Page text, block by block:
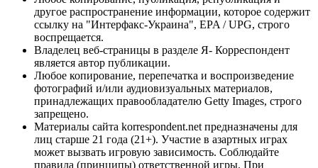
другое распространение информации, которое содержит
ссылку на "Интерфакс-Украина", EPA / UPG, строго
воспрещается.
Владелец веб-страницы в разделе Я- Корреспондент
является автор публикации.
Любое копирование, перепечатка и воспроизведение
фотографий и/или аудиовизуальных материалов,
принадлежащих правообладателю Getty Images, строго
запрещено.
Материалы сайта korrespondent.net предназначены для
лиц старше 21 года (21+). Участие в азартных играх
может вызвать игровую зависимость. Соблюдайте
правила (принципы) ответственной игры. При